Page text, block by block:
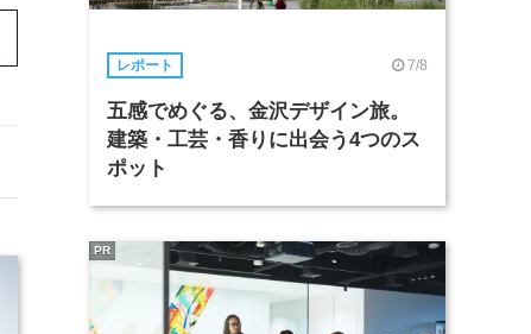
レポート 7/8
五感でめぐる、金沢デザイン旅。
建築・工芸・香りに出会う4つのス
ポット
PR